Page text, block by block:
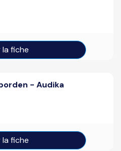
la fiche
- Audika
la fiche